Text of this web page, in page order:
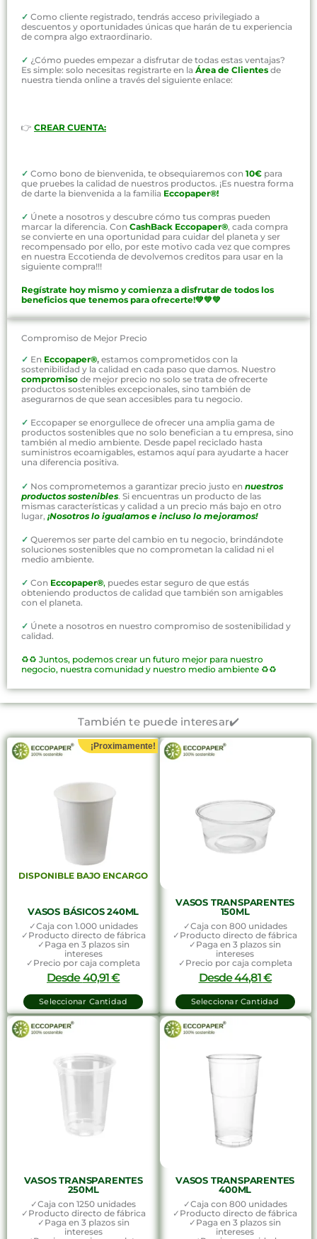
✓ Como cliente registrado, tendrás acceso privilegiado a
descuentos y oportunidades únicas que harán de tu experiencia
de compra algo extraordinario.
✓ ¿Cómo puedes empezar a disfrutar de todas estas ventajas?
Es simple: solo necesitas registrarte en la Área de Clientes de
nuestra tienda online a través del siguiente enlace:
👉 CREAR CUENTA:
✓ Como bono de bienvenida, te obsequiaremos con 10€ para
que pruebes la calidad de nuestros productos. ¡Es nuestra forma
de darte la bienvenida a la familia Eccopaper®!
✓ Únete a nosotros y descubre cómo tus compras pueden
marcar la diferencia. Con CashBack Eccopaper®, cada compra
se convierte en una oportunidad para cuidar del planeta y ser
recompensado por ello, por este motivo cada vez que compres
en nuestra Eccotienda de devolvemos creditos para usar en la
siguiente compra!!!
Regístrate hoy mismo y comienza a disfrutar de todos los
beneficios que tenemos para ofrecerte!💚💚💚
Compromiso de Mejor Precio
✓ En Eccopaper®, estamos comprometidos con la
sostenibilidad y la calidad en cada paso que damos. Nuestro
compromiso de mejor precio no solo se trata de ofrecerte
productos sostenibles excepcionales, sino también de
asegurarnos de que sean accesibles para tu negocio.
✓ Eccopaper se enorgullece de ofrecer una amplia gama de
productos sostenibles que no solo benefician a tu empresa, sino
también al medio ambiente. Desde papel reciclado hasta
suministros ecoamigables, estamos aquí para ayudarte a hacer
una diferencia positiva.
✓ Nos comprometemos a garantizar precio justo en nuestros
productos sostenibles. Si encuentras un producto de las
mismas características y calidad a un precio más bajo en otro
lugar, ¡Nosotros lo igualamos e incluso lo mejoramos!
✓ Queremos ser parte del cambio en tu negocio, brindándote
soluciones sostenibles que no comprometan la calidad ni el
medio ambiente.
✓ Con Eccopaper®, puedes estar seguro de que estás
obteniendo productos de calidad que también son amigables
con el planeta.
✓ Únete a nosotros en nuestro compromiso de sostenibilidad y
calidad.
♻️♻️ Juntos, podemos crear un futuro mejor para nuestro
negocio, nuestra comunidad y nuestro medio ambiente ♻️♻️
También te puede interesar✔️
¡Proximamente!
DISPONIBLE BAJO ENCARGO
VASOS BÁSICOS 240ML
✓Caja con 1.000 unidades
✓Producto directo de fábrica
✓Paga en 3 plazos sin
intereses
✓Precio por caja completa
Desde40,91€
Seleccionar Cantidad
VASOS TRANSPARENTES
150ML
✓Caja con 800 unidades
✓Producto directo de fábrica
✓Paga en 3 plazos sin
intereses
✓Precio por caja completa
Desde44,81€
Seleccionar Cantidad
VASOS TRANSPARENTES
250ML
✓Caja con 1250 unidades
✓Producto directo de fábrica
✓Paga en 3 plazos sin
intereses
VASOS TRANSPARENTES
400ML
✓Caja con 800 unidades
✓Producto directo de fábrica
✓Paga en 3 plazos sin
intereses